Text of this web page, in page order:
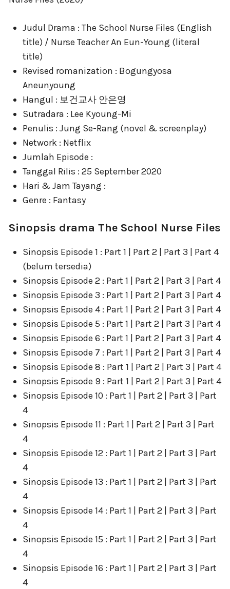
Judul Drama : The School Nurse Files (English
title) / Nurse Teacher An Eun-Young (literal
title)
Revised romanization : Bogungyosa
Aneunyoung
Hangul : 보건교사 안은영
Sutradara : Lee Kyoung-Mi
Penulis : Jung Se-Rang (novel & screenplay)
Network : Netflix
Jumlah Episode :
Tanggal Rilis : 25 September 2020
Hari & Jam Tayang :
Genre : Fantasy
Sinopsis drama The School Nurse Files
Sinopsis Episode 1 : Part 1 | Part 2 | Part 3 | Part 4
(belum tersedia)
Sinopsis Episode 2 : Part 1 | Part 2 | Part 3 | Part 4
Sinopsis Episode 3 : Part 1 | Part 2 | Part 3 | Part 4
Sinopsis Episode 4 : Part 1 | Part 2 | Part 3 | Part 4
Sinopsis Episode 5 : Part 1 | Part 2 | Part 3 | Part 4
Sinopsis Episode 6 : Part 1 | Part 2 | Part 3 | Part 4
Sinopsis Episode 7 : Part 1 | Part 2 | Part 3 | Part 4
Sinopsis Episode 8 : Part 1 | Part 2 | Part 3 | Part 4
Sinopsis Episode 9 : Part 1 | Part 2 | Part 3 | Part 4
Sinopsis Episode 10 : Part 1 | Part 2 | Part 3 | Part
4
Sinopsis Episode 11 : Part 1 | Part 2 | Part 3 | Part
4
Sinopsis Episode 12 : Part 1 | Part 2 | Part 3 | Part
4
Sinopsis Episode 13 : Part 1 | Part 2 | Part 3 | Part
4
Sinopsis Episode 14 : Part 1 | Part 2 | Part 3 | Part
4
Sinopsis Episode 15 : Part 1 | Part 2 | Part 3 | Part
4
Sinopsis Episode 16 : Part 1 | Part 2 | Part 3 | Part
4